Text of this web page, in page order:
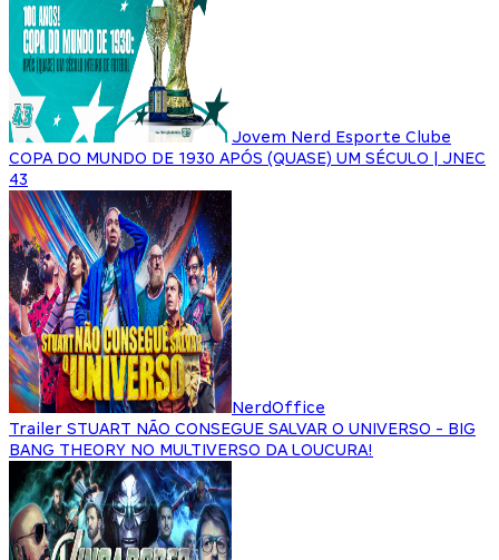
Jovem Nerd Esporte Clube
COPA DO MUNDO DE 1930 APÓS (QUASE) UM SÉCULO | JNEC
43
NerdOffice
Trailer STUART NÃO CONSEGUE SALVAR O UNIVERSO - BIG
BANG THEORY NO MULTIVERSO DA LOUCURA!